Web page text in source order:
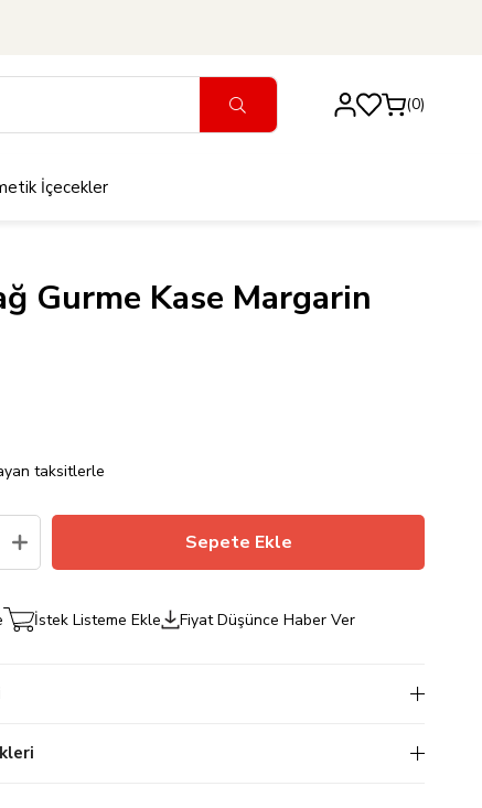
0
İçecekler
Gurme Kase Margarin
taksitlerle
İstek Listeme Ekle Fiyat Düşünce Haber Ver